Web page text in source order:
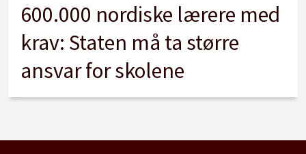
600.000 nordiske lærere med
krav: Staten må ta større
ansvar for skolene